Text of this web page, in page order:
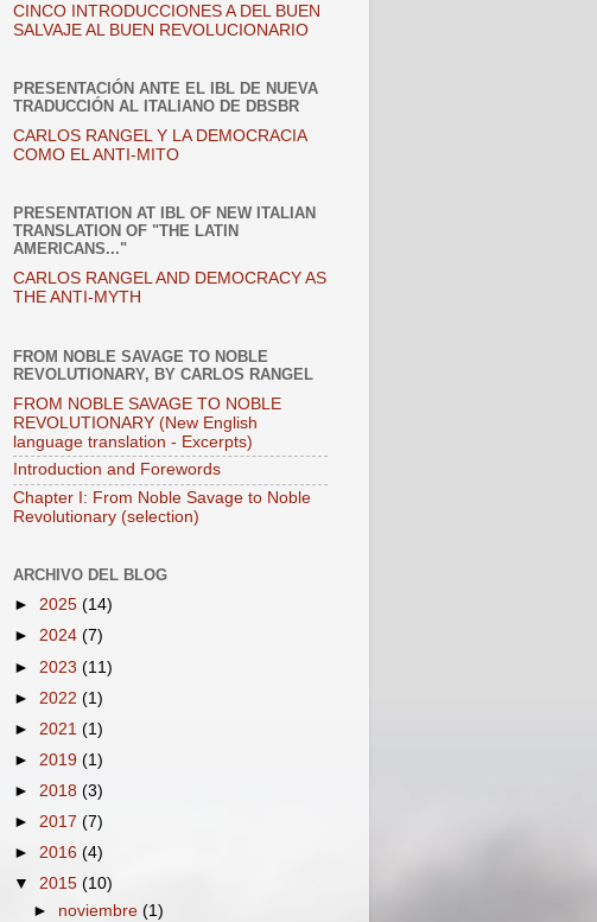
CINCO INTRODUCCIONES A DEL BUEN
SALVAJE AL BUEN REVOLUCIONARIO
PRESENTACIÓN ANTE EL IBL DE NUEVA
TRADUCCIÓN AL ITALIANO DE DBSBR
CARLOS RANGEL Y LA DEMOCRACIA
COMO EL ANTI-MITO
PRESENTATION AT IBL OF NEW ITALIAN
TRANSLATION OF "THE LATIN
AMERICANS..."
CARLOS RANGEL AND DEMOCRACY AS
THE ANTI-MYTH
FROM NOBLE SAVAGE TO NOBLE
REVOLUTIONARY, BY CARLOS RANGEL
FROM NOBLE SAVAGE TO NOBLE
REVOLUTIONARY (New English
language translation - Excerpts)
Introduction and Forewords
Chapter I: From Noble Savage to Noble
Revolutionary (selection)
ARCHIVO DEL BLOG
► 2025 (14)
► 2024 (7)
► 2023 (11)
► 2022 (1)
► 2021 (1)
► 2019 (1)
► 2018 (3)
► 2017 (7)
► 2016 (4)
▼ 2015 (10)
► noviembre(1)